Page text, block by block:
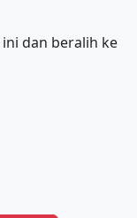
ini dan beralih ke